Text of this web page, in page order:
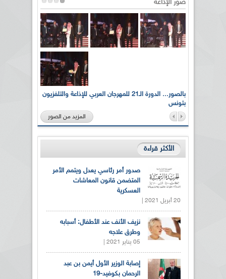
صور الإذاعة
بالصور... الدورة الـ21 للمهرجان العربي للإذاعة والتلفزيون
بتونس
المزيد من الصور
الأكثر قراءة
صدور أمر رئاسي يعدل ويتمم الأمر
المتضمن قانون المعاشات
العسكرية
20 أبريل 2021 |
نزيف الأنف عند الأطفال: أسبابه
وطرق علاجه
05 يناير 2021 |
إصابة الوزير الأول أيمن بن عبد
الرحمان بكوفيد-19